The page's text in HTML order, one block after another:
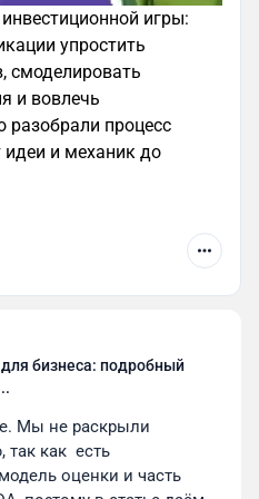
мы сделали
могут освоить азы
в котором геймеры
вклады,
проводить другие
игры:
упростить
смоделировать
и вовлечь
разобрали процесс
и механик до
бизнеса: подробный
Мы не раскрыли
как  есть
оценки и часть